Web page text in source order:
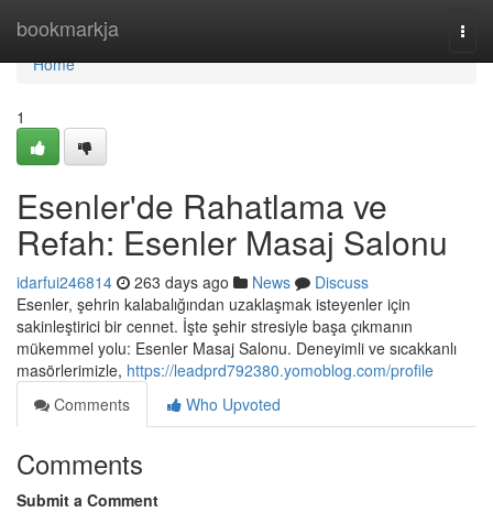
bookmarkja
Home
Home
1
Esenler'de Rahatlama ve
Refah: Esenler Masaj Salonu
idarfui246814 263 days ago News
Discuss
Esenler, şehrin kalabalığından uzaklaşmak isteyenler için
sakinleştirici bir cennet. İşte şehir stresiyle başa çıkmanın
mükemmel yolu: Esenler Masaj Salonu. Deneyimli ve sıcakkanlı
masörlerimizle, https://leadprd792380.yomoblog.com/profile
Comments
Who Upvoted
Comments
Submit a Comment